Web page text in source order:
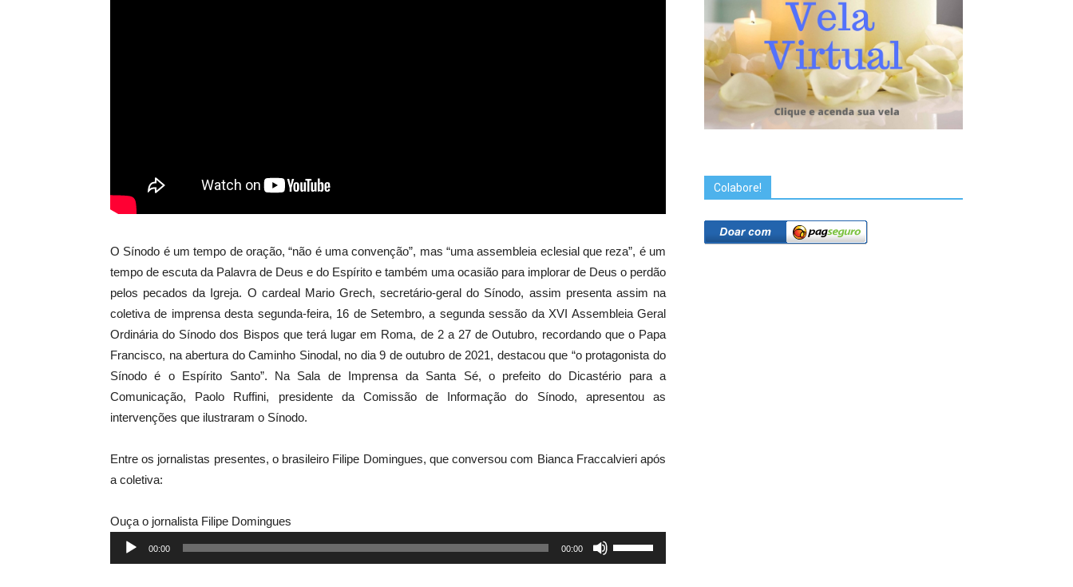
O Sínodo é um tempo de oração, “não é uma convenção”, mas “uma assembleia eclesial que reza”, é um
tempo de escuta da Palavra de Deus e do Espírito e também uma ocasião para implorar de Deus o perdão
pelos pecados da Igreja. O cardeal Mario Grech, secretário-geral do Sínodo, assim presenta assim na
coletiva de imprensa desta segunda-feira, 16 de Setembro, a segunda sessão da XVI Assembleia Geral
Ordinária do Sínodo dos Bispos que terá lugar em Roma, de 2 a 27 de Outubro, recordando que o Papa
Francisco, na abertura do Caminho Sinodal, no dia 9 de outubro de 2021, destacou que “o protagonista do
Sínodo é o Espírito Santo”. Na Sala de Imprensa da Santa Sé, o prefeito do Dicastério para a
Comunicação, Paolo Ruffini, presidente da Comissão de Informação do Sínodo, apresentou as
intervenções que ilustraram o Sínodo.
Entre os jornalistas presentes, o brasileiro Filipe Domingues, que conversou com Bianca Fraccalvieri após
a coletiva:
Ouça o jornalista Filipe Domingues
Tocador
de
00:00 00:00
as
Colabore!